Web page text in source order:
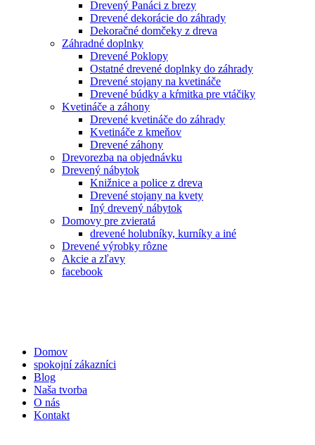
Drevený Panáci z brezy
Drevené dekorácie do záhrady
Dekoračné domčeky z dreva
Záhradné doplnky
Drevené Poklopy
Ostatné drevené doplnky do záhrady
Drevené stojany na kvetináče
Drevené búdky a kŕmitka pre vtáčiky
Kvetináče a záhony
Drevené kvetináče do záhrady
Kvetináče z kmeňov
Drevené záhony
Drevorezba na objednávku
Drevený nábytok
Knižnice a police z dreva
Drevené stojany na kvety
Iný drevený nábytok
Domovy pre zvieratá
drevené holubníky, kurníky a iné
Drevené výrobky rôzne
Akcie a zľavy
facebook
Domov
spokojní zákazníci
Blog
Naša tvorba
O nás
Kontakt